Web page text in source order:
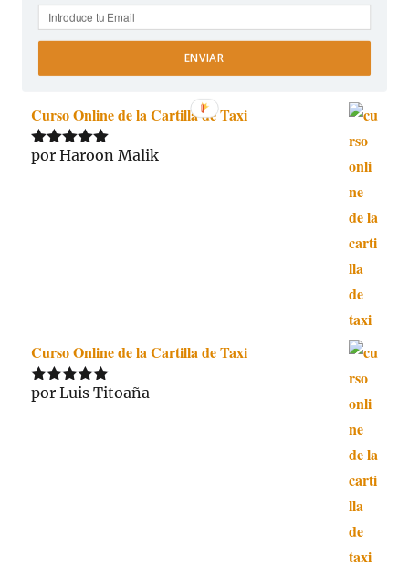
Curso Online de la Cartilla de Taxi
Valorado
por Haroon Malik
Curso Online de la Cartilla de Taxi
Valorado
por Luis Titoaña
ENVIAR